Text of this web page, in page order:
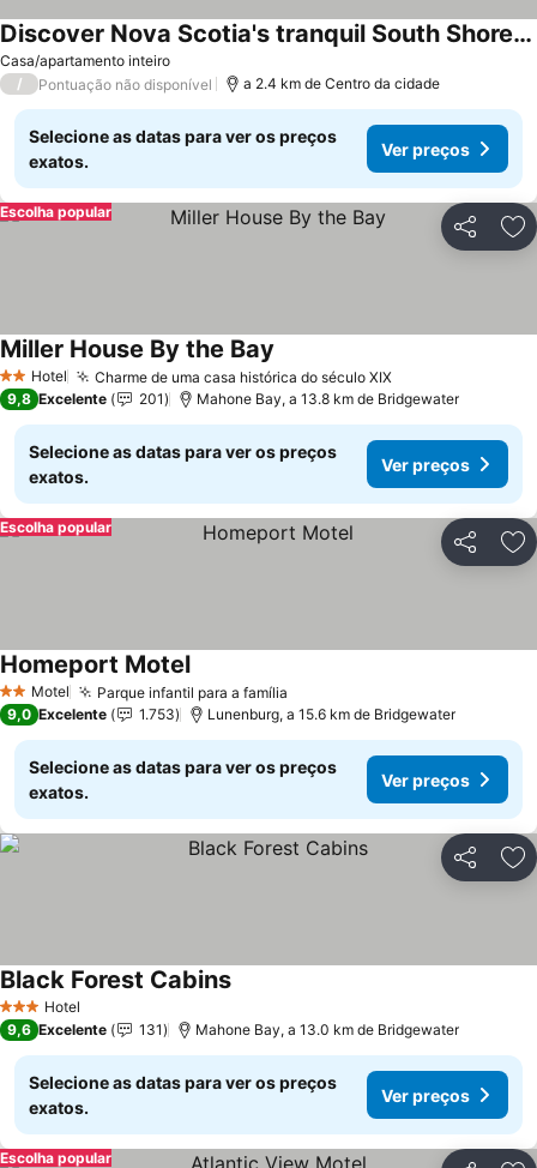
Casa/apartamento inteiro
Discover Nova Scotia's tranquil South Shore from this charming private suite.
/ Pontuação não disponível a 2.4 km de Centro da cidade
Selecione as datas para ver os preços
exatos.
Ver preços
Partilhar
Escolha popular
2 Estrelas
Hotel Charme de uma casa histórica do século XIX
Miller House By the Bay
9,8 Excelente 201 Mahone Bay, a 13.8 km de Bridgewater
Selecione as datas para ver os preços
exatos.
Ver preços
Partilhar
Escolha popular
2 Estrelas
Motel Parque infantil para a família
Homeport Motel
9,0 Excelente 1.753 Lunenburg, a 15.6 km de Bridgewater
Selecione as datas para ver os preços
exatos.
Ver preços
Partilhar
3 EstrelasHotel
Black Forest Cabins
9,6 Excelente 131 Mahone Bay, a 13.0 km de Bridgewater
Selecione as datas para ver os preços
exatos.
Ver preços
Escolha popular